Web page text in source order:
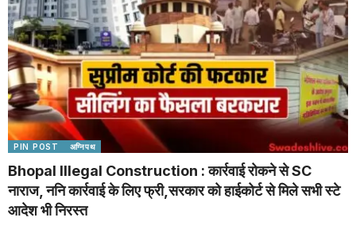
PIN POST अग्निपथ
Bhopal Illegal Construction : कार्रवाई रोकने से SC
नाराज, ननि कार्रवाई के लिए फ्री,सरकार को हाईकोर्ट से मिले सभी स्टे
आदेश भी निरस्त